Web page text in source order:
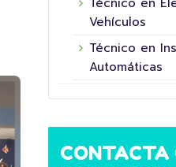
Vehículos
Técnico en
Automáticas
CONTACTA